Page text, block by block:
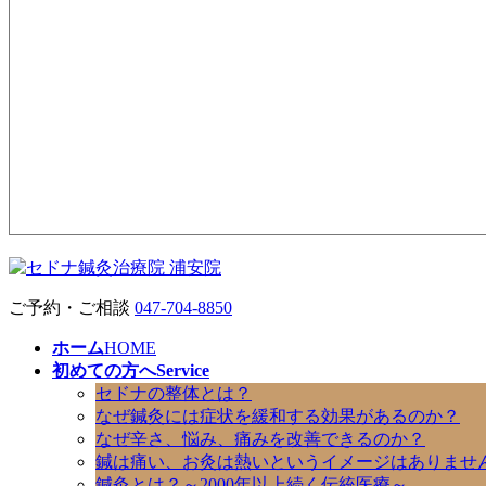
ご予約・ご相談 047-704-8850
ホームHOME
初めての方へService
セドナの整体とは？
なぜ鍼灸には症状を緩和する効果があるのか？
なぜ辛さ、悩み、痛みを改善できるのか？
鍼は痛い、お灸は熱いというイメージはありませ